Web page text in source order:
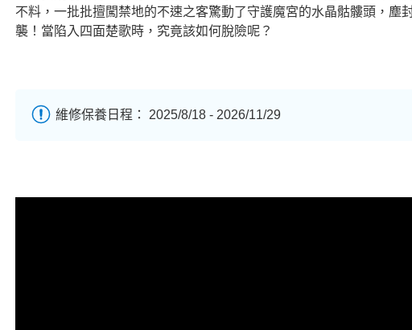
不料，一批批擅闖禁地的不速之客驚動了守護魔宮的水晶骷髏頭，塵
襲！當陷入四面楚歌時，究竟該如何脫險呢？
維修保養日程： 2025/8/18 - 2026/11/29